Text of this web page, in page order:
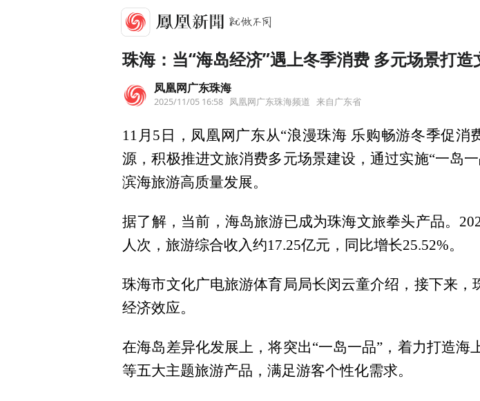
珠海：当“海岛经济”遇上冬季消费 多元场景打
凤凰网广东珠海
2025/11/05 16:58 凤凰网广东珠海频道 来自广东省
11月5日，凤凰网广东从“浪漫珠海 乐购畅游冬季促
源，积极推进文旅消费多元场景建设，通过实施“一岛
滨海旅游高质量发展。
据了解，当前，海岛旅游已成为珠海文旅拳头产品。
人次，旅游综合收入约17.25亿元，同比增长25.52%。
珠海市文化广电旅游体育局局长闵云童介绍，接下来
经济效应。
在海岛差异化发展上，将突出“一岛一品”，着力打造
等五大主题旅游产品，满足游客个性化需求。